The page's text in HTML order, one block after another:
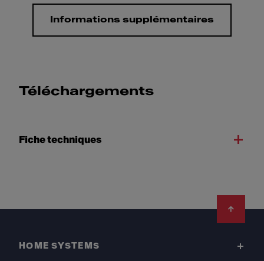
Informations supplémentaires
Téléchargements
Fiche techniques
HOME SYSTEMS